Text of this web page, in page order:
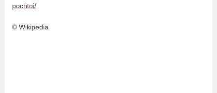
pochtoi/
© Wikipedia